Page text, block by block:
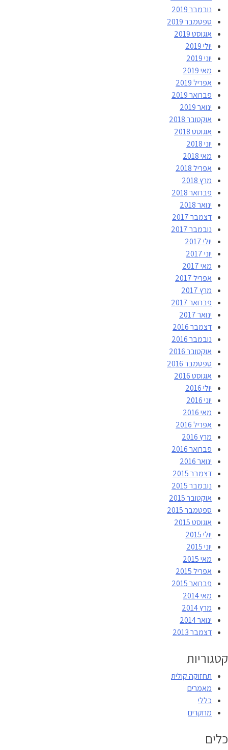
נובמבר 2019
ספטמבר 2019
אוגוסט 2019
יולי 2019
יוני 2019
מאי 2019
אפריל 2019
פברואר 2019
ינואר 2019
אוקטובר 2018
אוגוסט 2018
יוני 2018
מאי 2018
אפריל 2018
מרץ 2018
פברואר 2018
ינואר 2018
דצמבר 2017
נובמבר 2017
יולי 2017
יוני 2017
מאי 2017
אפריל 2017
מרץ 2017
פברואר 2017
ינואר 2017
דצמבר 2016
נובמבר 2016
אוקטובר 2016
ספטמבר 2016
אוגוסט 2016
יולי 2016
יוני 2016
מאי 2016
אפריל 2016
מרץ 2016
פברואר 2016
ינואר 2016
דצמבר 2015
נובמבר 2015
אוקטובר 2015
ספטמבר 2015
אוגוסט 2015
יולי 2015
יוני 2015
מאי 2015
אפריל 2015
פברואר 2015
מאי 2014
מרץ 2014
ינואר 2014
דצמבר 2013
קטגוריות
תחזוקה קולית
מאמרים
כללי
מחקרים
כלים